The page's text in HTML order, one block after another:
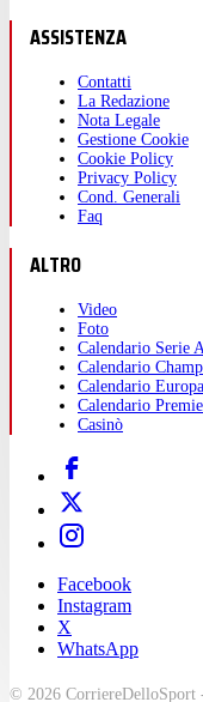
ASSISTENZA
Contatti
La Redazione
Nota Legale
Gestione Cookie
Cookie Policy
Privacy Policy
Cond. Generali
Faq
ALTRO
Video
Foto
Calendario Serie
Calendario
Calendario
Calendario
Casinò
Facebook
Instagram
X
WhatsApp
© 2026 CorriereDelloSport